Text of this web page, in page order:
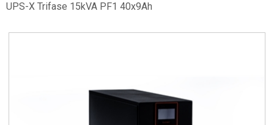
UPS-X Trifase 15kVA PF1 40x9Ah